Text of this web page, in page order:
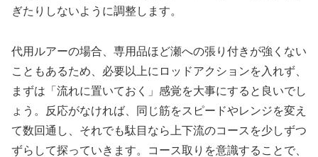
ぎたりしないように調整します。
代用ルアーの場合、専用品ほど瀬への張り付きが強くない
こともあるため、必要以上にロッドアクションを入れず、
まずは「流れに置いておく」感覚を大事にすると良いでし
ょう。反応がなければ、同じ筋をスピードやレンジを変え
て数回通し、それでも駄目なら上下流のコースを少しずつ
ずらして探っていきます。コース取りを意識することで、